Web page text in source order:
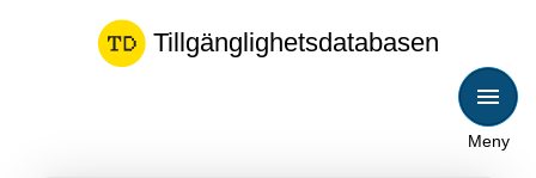
Tillgänglighetsdatabasen
Meny